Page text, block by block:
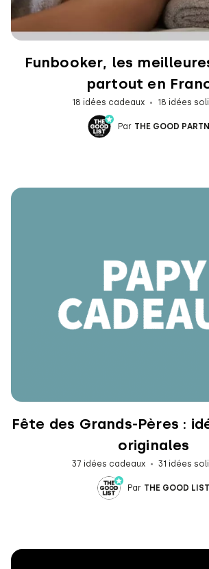
Funbooker, les
partout en
18 idées cadeaux 18 idées
Par THE GOOD
Fête des Grands-Pères :
originales
37 idées cadeaux 31 idées
Par THE GOOD LIST